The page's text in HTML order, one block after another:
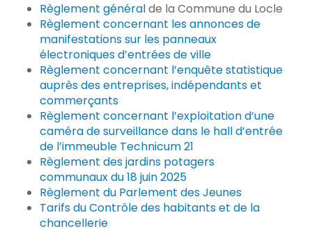
Règlement généralde la Commune du Locle
Règlement concernant les annonces de
manifestations sur les panneaux
électroniques d’entrées de ville
Règlement concernant l’enquête statistique
auprès des entreprises, indépendants et
commerçants
Règlement concernant l’exploitation d’une
caméra de surveillance dans le hall d’entrée
de l’immeuble Technicum 21
Règlement des jardins potagers
communaux du 18 juin 2025
Règlement du Parlement des Jeunes
Tarifs du Contrôle des habitants et de la
chancellerie